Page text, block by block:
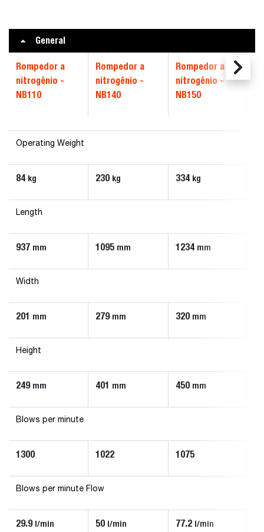
General
Rompedor a
nitrogênio -
NB110
Rompedor a
nitrogênio -
NB140
Rompedor a
nitrogênio -
NB150
Operating Weight
84 kg 230 kg 334 kg
Length
937 mm 1095 mm 1234 mm
Width
201 mm 279 mm 320 mm
Height
249 mm 401 mm 450 mm
Blows per minute
1300 1022 1075
Blows per minute Flow
29.9 l/min 50 l/min 77.2 l/min